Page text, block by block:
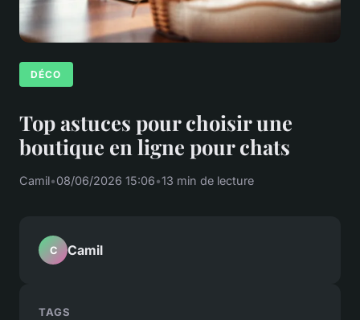
DÉCO
Top astuces pour choisir une
boutique en ligne pour chats
Camil•08/06/2026 15:06•13 min de lecture
C Camil
TAGS